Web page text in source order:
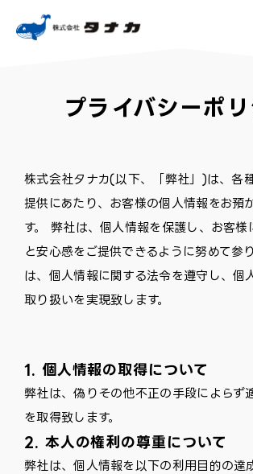
プライバシーポ
株式会社タナカ(以下、「弊社」)は、各
提供にあたり、お客様の個人情報をお預
す。 弊社は、個人情報を保護し、お客様
と安心感をご提供できるように努めて参
は、個人情報に関する法令を遵守し、個
取り扱いを実現致します。
1. 個人情報の取得について
弊社は、偽りその他不正の手段によらず
を取得致します。
2. 本人の権利の尊重について
弊社は、個人情報を以下の利用目的の達